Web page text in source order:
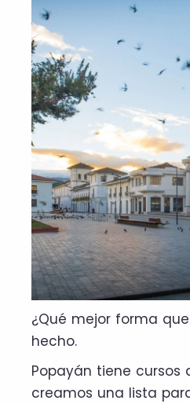
¿Qué mejor forma
hecho.
Popayán tiene cursos
creamos una lista